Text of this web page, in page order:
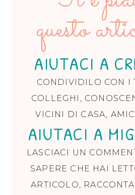
questo
AIUTACI A
CONDIVIDILO CON I
COLLEGHI,
VICINI DI CASA,
AIUTACI A
LASCIACI UN
SAPERE CHE HAI
ARTICOLO,